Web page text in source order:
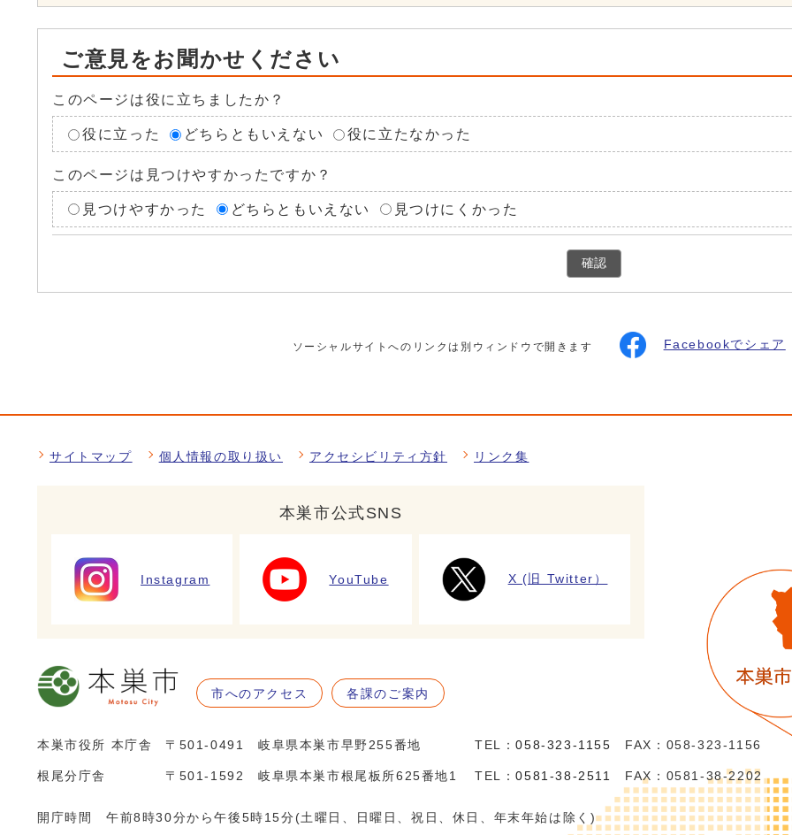
ご意見をお聞かせください
このページは役に立ちましたか？
役に立った どちらともいえない 役に立たなかった
このページは見つけやすかったですか？
見つけやすかった どちらともいえない 見つけにくかった
確認
ソーシャルサイトへのリンクは別ウィンドウで開きます Facebookでシェア
サイトマップ 個人情報の取り扱い アクセシビリティ方針 リンク集
本巣市公式SNS
Instagram YouTube X (旧 Twitter）
市へのアクセス 各課のご案内
本巣市役所 本庁舎 〒501-0491 岐阜県本巣市早野255番地 TEL：058-323-1155 FAX：058-323-1156
根尾分庁舎 〒501-1592 岐阜県本巣市根尾板所625番地1 TEL：0581-38-2511 FAX：0581-38-2202
開庁時間 午前8時30分から午後5時15分(土曜日、日曜日、祝日、休日、年末年始は除く)